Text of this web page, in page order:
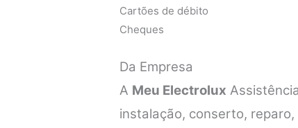
Cartões de débito
Cheques
Da Empresa
A Meu Electrolux
instalação, conserto,